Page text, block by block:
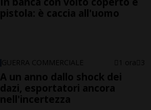
pistola: è caccia all'uomo
GUERRA COMMERCIALE 1 ora 3
A un anno dallo shock dei
dazi, esportatori ancora
nell'incertezza